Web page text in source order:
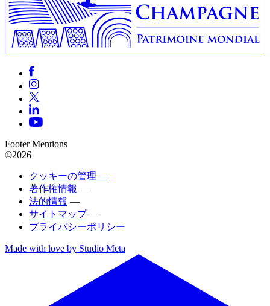
Footer Mentions
©2026
クッキーの管理 —
著作権情報 —
法的情報 —
サイトマップ —
プライバシーポリシー
Made with love by Studio Meta